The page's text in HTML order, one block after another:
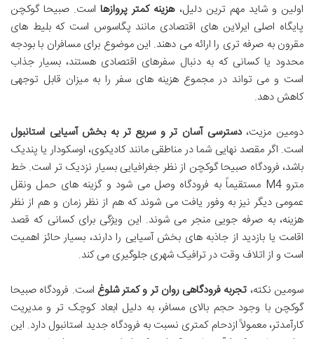
اولین و شاید مهم ترین دلیل،هزینه کمتر پروازهااست. صبیحا گوکچن
پایگاه اصلی ایرلاین های اقتصادی مانند پگاسوس است که بلیط های
مقرون به صرفه تری را ارائه می دهند. این موضوع برای مسافران با بودجه
محدود یا کسانی که به دنبال سفرهای اقتصادی هستند، بسیار جذاب
است و می تواند در مجموع هزینه های سفر را به میزان قابل توجهی
کاهش دهد.
دومین مزیت،دسترسی آسان تر و سریع تر به بخش آسیایی استانبول
است. اگر مقصد نهایی شما در مناطقی مانند کادیکوی، اوسکودار یا پندیک
باشد، فرودگاه صبیحا گوکچن از نظر جغرافیایی بسیار نزدیک تر است. خط
مترو M4 مستقیماً به فرودگاه وصل می شود و گزینه های حمل ونقل
عمومی دیگر نیز به وفور یافت می شوند که هم از نظر زمان و هم از نظر
هزینه، به صرفه جویی منجر می شوند. این ویژگی برای کسانی که قصد
اقامت یا بازدید از جاذبه های بخش آسیایی را دارند، بسیار حائز اهمیت
است و از اتلاف وقت در ترافیک شهری جلوگیری می کند.
سومین نکته، تجربه فرودگاهی روان تر و کمتر شلوغ است. فرودگاه صبیحا
گوکچن با وجود حجم بالای مسافر، به دلیل ابعاد کوچک تر و مدیریت
کارآمدتر، معمولاً ازدحام کمتری نسبت به فرودگاه جدید استانبول دارد. این